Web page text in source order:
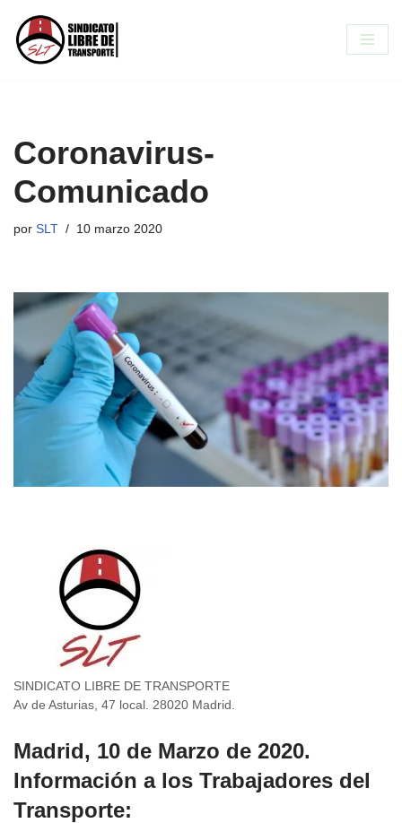
Saltar
Coronavirus-
Comunicado
por SLT 10 marzo 2020
SINDICATO LIBRE DE TRANSPORTE
Av de Asturias, 47 local. 28020 Madrid.
Madrid, 10 de Marzo de 2020.
Información a los Trabajadores del
Transporte: